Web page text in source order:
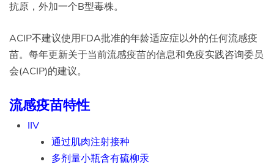
抗原，外加一个B型毒株。
ACIP不建议使用FDA批准的年龄适应症以外的任何流感疫
苗。每年更新关于当前流感疫苗的信息和免疫实践咨询委员
会(ACIP)的建议。
流感疫苗特性
IIV
通过肌肉注射接种
多剂量小瓶含有硫柳汞